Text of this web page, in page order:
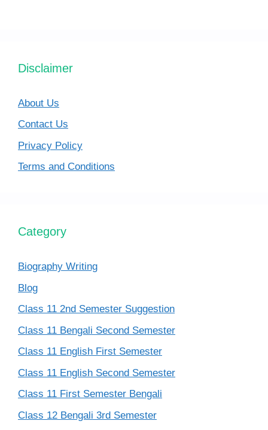
Disclaimer
About Us
Contact Us
Privacy Policy
Terms and Conditions
Category
Biography Writing
Blog
Class 11 2nd Semester Suggestion
Class 11 Bengali Second Semester
Class 11 English First Semester
Class 11 English Second Semester
Class 11 First Semester Bengali
Class 12 Bengali 3rd Semester